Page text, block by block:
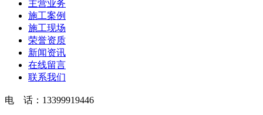
主营业务
施工案例
施工现场
荣誉资质
新闻资讯
在线留言
联系我们
电 话：13399919446